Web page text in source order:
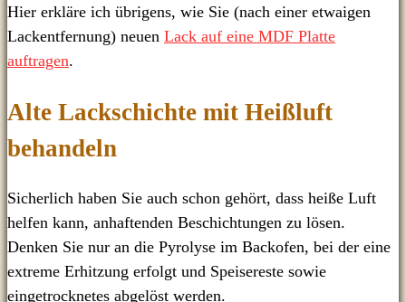
Hier erkläre ich übrigens, wie Sie (nach einer etwaigen
Lackentfernung) neuen Lack auf eine MDF Platte
auftragen.
Alte Lackschichte mit Heißluft
behandeln
Sicherlich haben Sie auch schon gehört, dass heiße Luft
helfen kann, anhaftenden Beschichtungen zu lösen.
Denken Sie nur an die Pyrolyse im Backofen, bei der eine
extreme Erhitzung erfolgt und Speisereste sowie
eingetrocknetes abgelöst werden.